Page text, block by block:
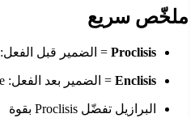
ملخّص سريع
Proclisis = الضمير قبل الفعل: me ajuda و te amo
Enclisis = الضمير بعد الفعل: ajuda-me (رسمي)
البرازيل تفضّل Proclisis بقوة